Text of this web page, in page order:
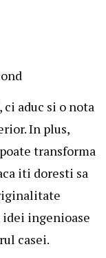
aduc si o nota
In plus,
transforma
iti doresti sa
ingenioase
casei.